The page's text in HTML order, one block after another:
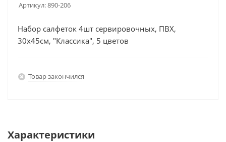
Артикул:890-206
Набор салфеток 4шт сервировочных, ПВХ,
30x45см, "Классика", 5 цветов
Товар закончился
Характеристики